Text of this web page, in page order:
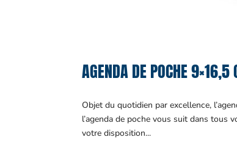
AGENDA DE POCHE 9×16,5
Objet du quotidien par excellence,
l’agenda de poche vous suit dans tous
votre disposition...